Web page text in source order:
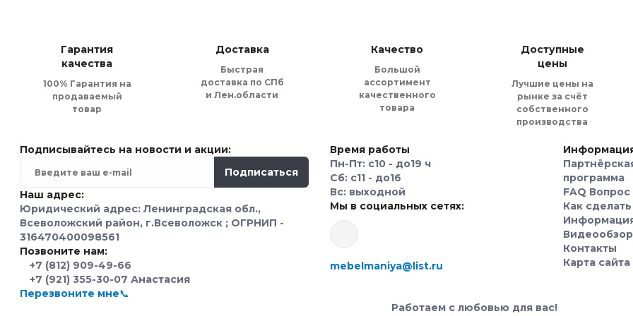
Для нас каждый проект - это возможность помочь вам создать кухню мечты, которая будет
вместе превратим вашу мечту в реальность!
В поисках идеальной кухни, каждый из нас перебирает множество вариантов. Именно поэтому мы
При обращении к нам вы не просто покупаете кухню. Вы превращаете свои мечты в реальность!
стиль, комфорт и функциональность.
Рассчитать кухню по индивидуальным
А для тех, кто только начинает планировать бюджет, наша компания предлагает специальный
вы сможете рассчитать стоимость предварительно. Так вы всегда будете в курсе, сколько вам
С нами ваша кухня будет не просто еще одной комнатой в доме, она станет сердцем дома,
Гарантия
качества
100% Гарантия на
продаваемый
товар
Доставка
Быстрая
доставка по СПб
и Лен.области
Качество
Большой
ассортимент
качественного
товара
Доступные
цены
Лучшие цены на
рынке за счёт
собственного
производства
Подписывайтесь на новости и акции:
Подписаться
Наш адрес:
Юридический адрес: Ленинградская обл.,
Всеволожский район, г.Всеволожск ; ОГРНИП -
316470400098561
Позвоните нам:
+7 (812) 909-49-66
+7 (921) 355-30-07 Анастасия
Перезвоните мне📞
Время работы
Пн-Пт: с10 - до19 ч
Сб: с11 - до16
Вс: выходной
Мы в социальных сетях:
mebelmaniya@list.ru
программа
FAQ Вопрос
Как сделать
Контакты
Карта сайта
Работаем с любовью для вас!